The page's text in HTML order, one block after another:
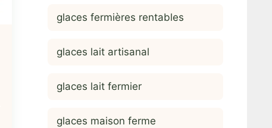
glaces fermières rentables
glaces lait artisanal
glaces lait fermier
glaces maison ferme